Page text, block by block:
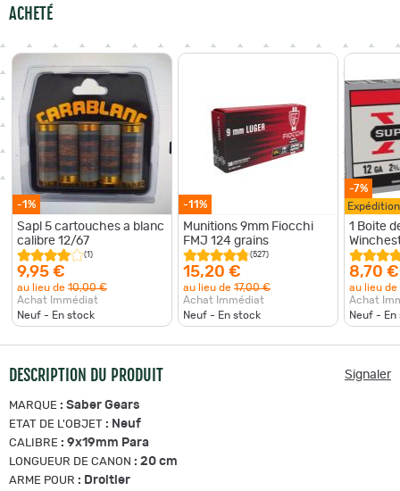
ACHETÉ
-1%
Sapl 5 cartouches a blanc
calibre 12/67
(1)
9,95 €
au lieu de 10,00 €
Achat Immédiat
Neuf - En stock
-11%
Munitions 9mm Fiocchi
FMJ 124 grains
(527)
15,20 €
au lieu de 17,00 €
Achat Immédiat
Neuf - En stock
-7%
1 Boite
8,70 €
au lieu de
Achat
Neuf - En
DESCRIPTION DU PRODUIT Signaler
MARQUE : Saber Gears
ETAT DE L'OBJET : Neuf
CALIBRE : 9x19mm Para
LONGUEUR DE CANON : 20 cm
ARME POUR : Droitier